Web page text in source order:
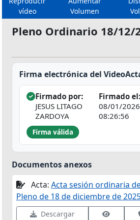
vídeo
Volumen
Pleno Ordinario 18/12/
Firma electrónica del
Firmado por:
JESUS LITAGO
ZARDOYA
Firmado el:
08/01/2026
08:26:56
Firma válida
Documentos anexos
Acta: Acta sesión ordinaria
Pleno de 18 de diciembre de
Descargar Ver